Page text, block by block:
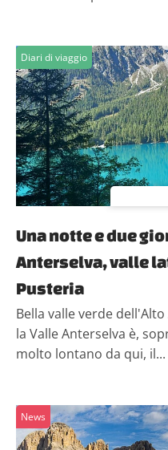
pubblicità e social media,
con altre informazioni che
raccolto dal tuo utilizzo
Diari di viaggio
Una notte e due
Anterselva, valle
Pusteria
Bella valle verde
la Valle Anterselva è,
molto lontano da qui, il...
News